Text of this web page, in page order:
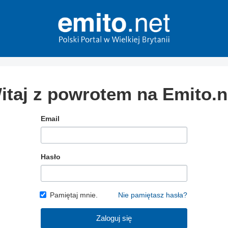
z powrotem na
Email
Hasło
Pamiętaj mnie. Nie pamiętasz hasła?
Zaloguj się